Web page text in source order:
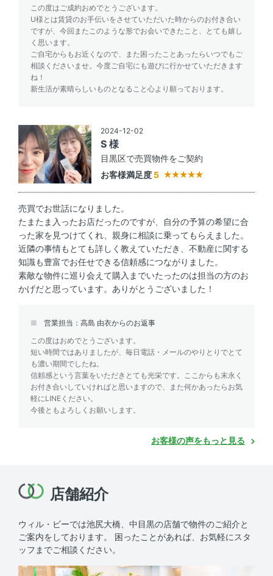
この度はご成約おめでとうございます。
U様とは賃貸のお手伝いをさせていただいた時からのお付き合い
ですが、今回またこのような形でお会いできたこと、とても嬉し
く思います。
ご自宅からもお近くなので、また困ったことあったらいつでもご
相談くださいませ。今度ご自宅にも遊びに行かせていただきます
ね！
新生活が素晴らしいものとなること心より願っております。
2024-12-02
S 様
目黒区で売買物件をご契約
お客様満足度 5
売買でお世話になりました。
たまたま入ったお店だったのですが、自分の予算の希望に合
った家を見つけてくれ、親身に相談に乗ってもらえました。
近隣の事情もとても詳しく教えていただき、不動産に関する
知識も豊富でお任せできる信頼感につながりました。
素敵な物件に巡り会えて購入までいたったのは担当の方のお
かげだと思っています。ありがとうございました！
営業担当：高島 由衣からのお返事
この度はおめでとうございます。
短い時間ではありましたが、毎日電話・メールのやりとりでとて
も濃い期間でしたね。
信頼感という言葉をいただきとても光栄です。ここからも末永く
お付き合いしていければと思いますので、また何かあったらお気
軽にLINEください。
今後ともよろしくお願いします。
お客様の声をもっと見る
店舗紹介
ウィル・ビーでは池尻大橋、中目黒の店舗で物件のご紹介と
ご案内をしております。
困ったことがあれば、お気軽にスタ
ッフまでご相談ください。